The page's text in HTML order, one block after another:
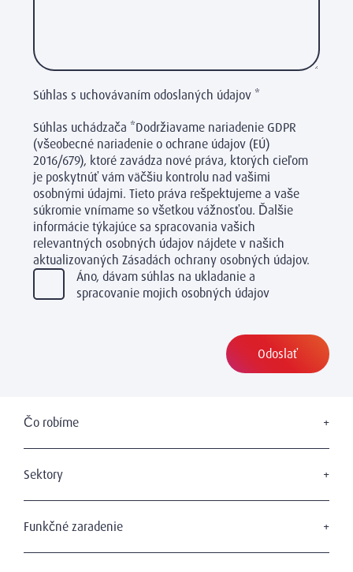
Súhlas s uchovávaním odoslaných údajov *
Súhlas uchádzača *Dodržiavame nariadenie GDPR
(všeobecné nariadenie o ochrane údajov (EÚ)
2016/679), ktoré zavádza nové práva, ktorých cieľom
je poskytnúť vám väčšiu kontrolu nad vašimi
osobnými údajmi. Tieto práva rešpektujeme a vaše
súkromie vnímame so všetkou vážnosťou. Ďalšie
informácie týkajúce sa spracovania vašich
relevantných osobných údajov nájdete v našich
aktualizovaných Zásadách ochrany osobných údajov.
Áno, dávam súhlas na ukladanie a
spracovanie mojich osobných údajov
Čo robíme
Board Services
C-Suite Search & Succession
Sektory
Professional Services
Funkčné zaradenie